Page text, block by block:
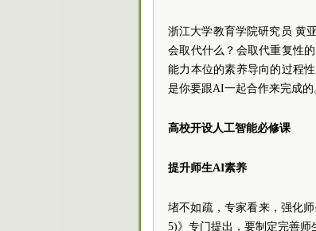
浙江大学教育学院研究员 黄
会取代什么？会取代重复性
能力本位的素养导向的过程
是你要跟AI一起合作来完成的
高校开设人工智能必修课
提升师生AI素养
堵不如疏，专家看来，强化
5)》专门提出，要制定完善